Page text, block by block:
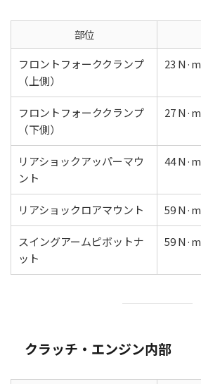
部位
フロントフォーククランプ
（上側）
23 N·m
フロントフォーククランプ
（下側）
27 N·m
リアショックアッパーマウ
ント
44 N·m
リアショックロアマウント 59 N·m
スイングアームピボットナ
ット
59 N·m
クラッチ・エンジン内部